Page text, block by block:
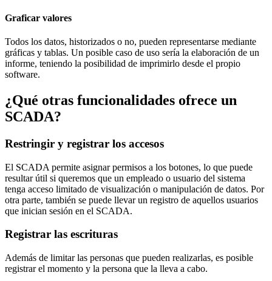
Graficar valores
Todos los datos, historizados o no, pueden representarse mediante
gráficas y tablas. Un posible caso de uso sería la elaboración de un
informe, teniendo la posibilidad de imprimirlo desde el propio
software.
¿Qué otras funcionalidades ofrece un
SCADA?
Restringir y registrar los accesos
El SCADA permite asignar permisos a los botones, lo que puede
resultar útil si queremos que un empleado o usuario del sistema
tenga acceso limitado de visualización o manipulación de datos. Por
otra parte, también se puede llevar un registro de aquellos usuarios
que inician sesión en el SCADA.
Registrar las escrituras
Además de limitar las personas que pueden realizarlas, es posible
registrar el momento y la persona que la lleva a cabo.